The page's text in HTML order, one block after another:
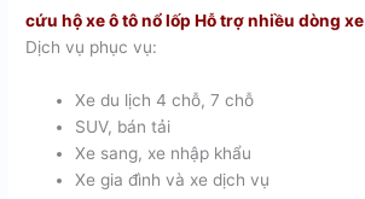
cứu hộ xe ô tô nổ lốp Hỗ trợ nhiều dòng xe
Dịch vụ phục vụ:
Xe du lịch 4 chỗ, 7 chỗ
SUV, bán tải
Xe sang, xe nhập khẩu
Xe gia đình và xe dịch vụ